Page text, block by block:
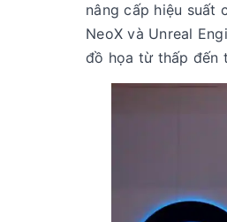
nâng cấp hiệu suất
NeoX và Unreal
đồ họa từ thấp đến